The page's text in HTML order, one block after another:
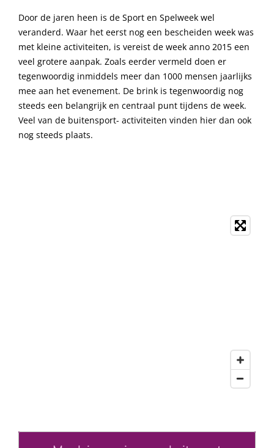
Door de jaren heen is de Sport en Spelweek wel
veranderd. Waar het eerst nog een bescheiden week was
met kleine activiteiten, is vereist de week anno 2015 een
veel grotere aanpak. Zoals eerder vermeld doen er
tegenwoordig inmiddels meer dan 1000 mensen jaarlijks
mee aan het evenement. De brink is tegenwoordig nog
steeds een belangrijk en centraal punt tijdens de week.
Veel van de buitensport- activiteiten vinden hier dan ook
nog steeds plaats.